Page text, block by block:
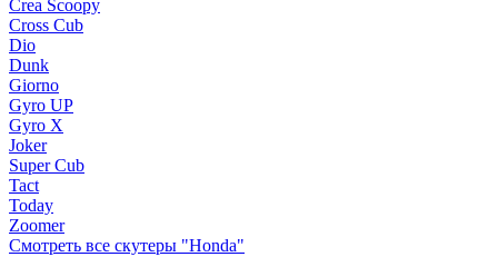
Crea Scoopy
Cross Cub
Dio
Dunk
Giorno
Gyro UP
Gyro X
Joker
Super Cub
Tact
Today
Zoomer
Смотреть все скутеры "Honda"